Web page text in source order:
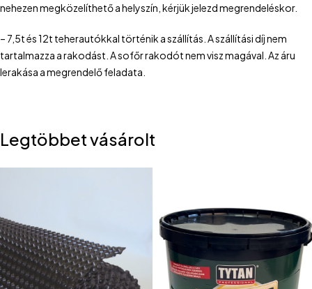
nehezen megközelíthető a helyszín, kérjük jelezd megrendeléskor.
– 7,5t és 12t teherautókkal történik a szállítás. A szállítási díj nem
tartalmazza a rakodást. A sofőr rakodót nem visz magával. Az áru
lerakása a megrendelő feladata.
Legtöbbet vásárolt